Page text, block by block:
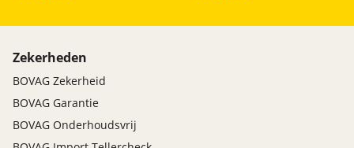
Zekerheden
BOVAG Zekerheid
BOVAG Garantie
BOVAG Onderhoudsvrij